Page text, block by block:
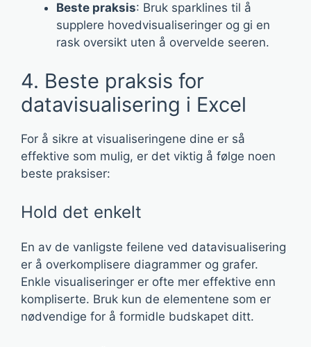
Beste praksis: Bruk sparklines til å
supplere hovedvisualiseringer og gi en
rask oversikt uten å overvelde seeren.
4. Beste praksis for
datavisualisering i Excel
For å sikre at visualiseringene dine er så
effektive som mulig, er det viktig å følge noen
beste praksiser:
Hold det enkelt
En av de vanligste feilene ved datavisualisering
er å overkomplisere diagrammer og grafer.
Enkle visualiseringer er ofte mer effektive enn
kompliserte. Bruk kun de elementene som er
nødvendige for å formidle budskapet ditt.